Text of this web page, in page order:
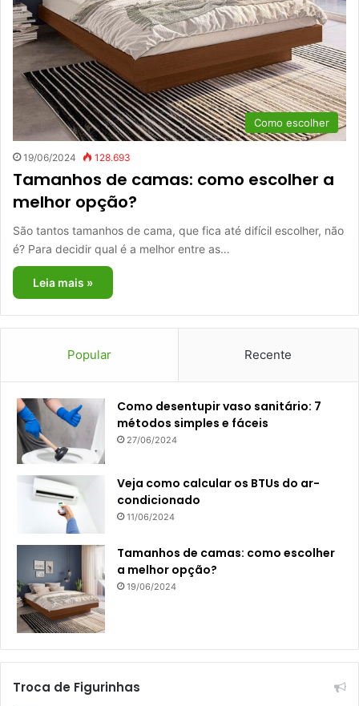
Como escolher
19/06/2024 128.693
Tamanhos de camas: como escolher a
melhor opção?
São tantos tamanhos de cama, que fica até difícil escolher, não
é? Para decidir qual é a melhor entre as…
Leia mais »
Popular Recente
Como desentupir vaso sanitário: 7
métodos simples e fáceis
27/06/2024
Veja como calcular os BTUs do ar-
condicionado
11/06/2024
Tamanhos de camas: como escolher
a melhor opção?
19/06/2024
Troca de Figurinhas